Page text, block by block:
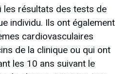
les résultats des tests de
individu. Ils ont également
cardiovasculaires
de la clinique ou qui ont
les 10 ans suivant le